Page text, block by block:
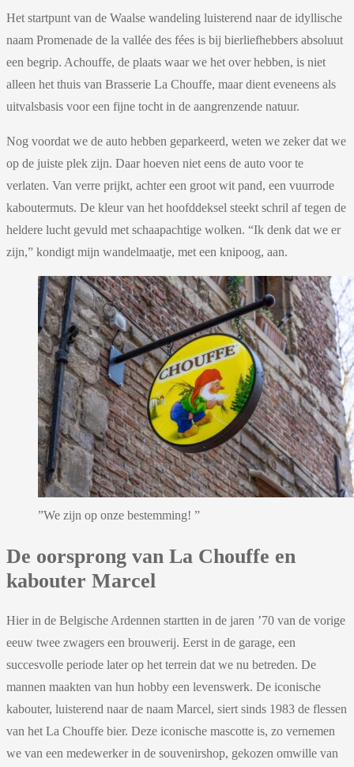
Het startpunt van de Waalse wandeling luisterend naar de idyllische
naam Promenade de la vallée des fées is bij bierliefhebbers absoluut
een begrip. Achouffe, de plaats waar we het over hebben, is niet
alleen het thuis van Brasserie La Chouffe, maar dient eveneens als
uitvalsbasis voor een fijne tocht in de aangrenzende natuur.
Nog voordat we de auto hebben geparkeerd, weten we zeker dat we
op de juiste plek zijn. Daar hoeven niet eens de auto voor te
verlaten. Van verre prijkt, achter een groot wit pand, een vuurrode
kaboutermuts. De kleur van het hoofddeksel steekt schril af tegen de
heldere lucht gevuld met schaapachtige wolken. “Ik denk dat we er
zijn,” kondigt mijn wandelmaatje, met een knipoog, aan.
”We zijn op onze bestemming! ”
De oorsprong van La Chouffe en
kabouter Marcel
Hier in de Belgische Ardennen startten in de jaren ’70 van de vorige
eeuw twee zwagers een brouwerij. Eerst in de garage, een
succesvolle periode later op het terrein dat we nu betreden. De
mannen maakten van hun hobby een levenswerk. De iconische
kabouter, luisterend naar de naam Marcel, siert sinds 1983 de flessen
van het La Chouffe bier. Deze iconische mascotte is, zo vernemen
we van een medewerker in de souvenirshop, gekozen omwille van